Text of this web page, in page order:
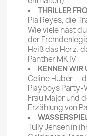
THRILLER
Pia Reyes, die
Wie viele hast
der
Heiß das Herz.
Panther MK IV
KENNEN WIR
Celine Huber —
Playboys Party-
Frau Major und
Erzählung von
Tully Jensen in